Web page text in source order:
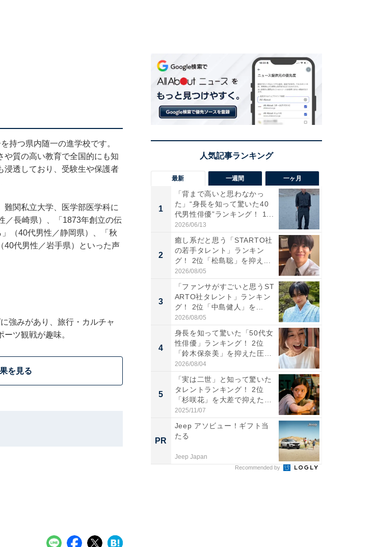
持つ県内随一の進学校です。
や質の高い教育で全国的にも知
浸透しており、受験生や保護者
難関私立大学、医学部医学科に
／長崎県）、「1873年創立の伝
（40代男性／静岡県）、「秋
40代男性／岩手県）といった声
強みがあり、旅行・カルチャ
ツ観戦が趣味。
を見る
最新 一週間 一ヶ月
1
「背まで高いと思わなかっ
た」“身長を知って驚いた40
代男性俳優”ランキング！ 1...
2026/06/13
2
癒し系だと思う「STARTO社
の若手タレント」ランキン
グ！ 2位「松島聡」を抑え...
2026/08/05
3
「ファンサがすごいと思うST
ARTO社タレント」ランキン
グ！ 2位「中島健人」を...
2026/08/05
4
身長を知って驚いた「50代女
性俳優」ランキング！ 2位
「鈴木保奈美」を抑えた圧
倒...
2026/08/04
5
「実は二世」と知って驚いた
タレントランキング！ 2位
「杉咲花」を大差で抑えた1
位...
2025/11/07
PR
Jeep アソビュー！ギフト当
たる
Jeep Japan
Recommended by